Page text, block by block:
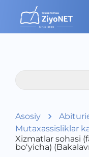
Asosiy
Mutaxassisliklar
Xizmatlar sohasi
bo‘yicha)